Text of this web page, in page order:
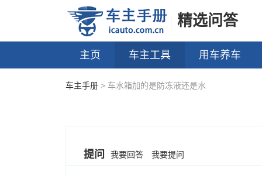
精选问答
主页 车主工具 用车养车
车主手册 > 车水箱加的是防冻液还是水
提问 我要回答 我要提问